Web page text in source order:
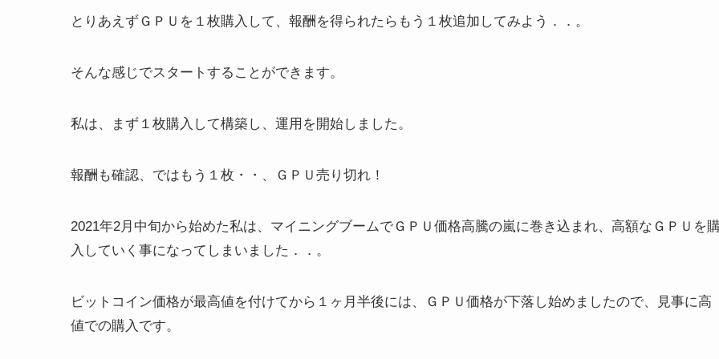
とりあえずＧＰＵを１枚購入して、報酬を得られたらもう１枚追加してみよう．．。
そんな感じでスタートすることができます。
私は、まず１枚購入して構築し、運用を開始しました。
報酬も確認、ではもう１枚・・、ＧＰＵ売り切れ！
2021年2月中旬から始めた私は、マイニングブームでＧＰＵ価格高騰の嵐に巻き込まれ、高額なＧＰＵを
入していく事になってしまいました．．。
ビットコイン価格が最高値を付けてから１ヶ月半後には、ＧＰＵ価格が下落し始めましたので、見事に高
値での購入です。